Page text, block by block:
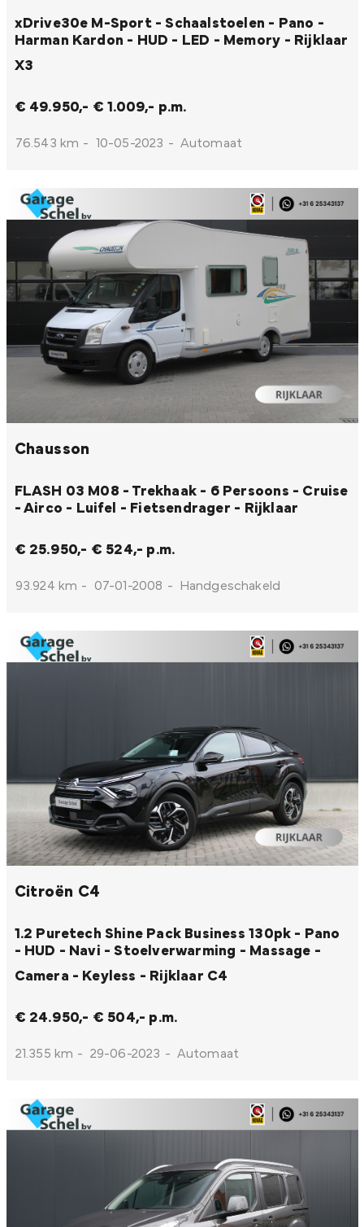
xDrive30e M-Sport - Schaalstoelen - Pano -
Harman Kardon - HUD - LED - Memory - Rijklaar
X3
€ 49.950,- € 1.009,- p.m.
76.543 km - 10-05-2023 - Automaat
Chausson
FLASH 03 M08 - Trekhaak - 6 Persoons - Cruise
- Airco - Luifel - Fietsendrager - Rijklaar
€ 25.950,- € 524,- p.m.
93.924 km - 07-01-2008 - Handgeschakeld
Citroën C4
1.2 Puretech Shine Pack Business 130pk - Pano
- HUD - Navi - Stoelverwarming - Massage -
Camera - Keyless - Rijklaar C4
€ 24.950,- € 504,- p.m.
21.355 km - 29-06-2023 - Automaat